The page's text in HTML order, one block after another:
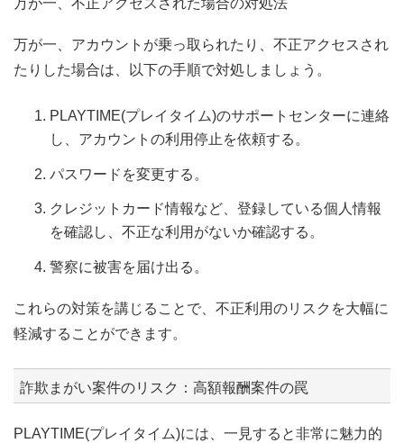
万が一、アカウントが乗っ取られたり、不正アクセスされ
たりした場合は、以下の手順で対処しましょう。
PLAYTIME(プレイタイム)のサポートセンターに連絡
し、アカウントの利用停止を依頼する。
パスワードを変更する。
クレジットカード情報など、登録している個人情報
を確認し、不正な利用がないか確認する。
警察に被害を届け出る。
これらの対策を講じることで、不正利用のリスクを大幅に
軽減することができます。
詐欺まがい案件のリスク：高額報酬案件の罠
PLAYTIME(プレイタイム)には、一見すると非常に魅力的